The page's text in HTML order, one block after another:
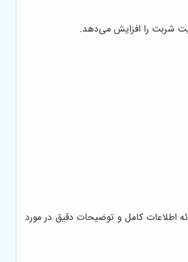
شربت را افزایش می‌دهد.
اطلاعات کامل و توضیحات دقیق در مورد